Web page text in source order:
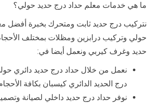
ما هي خدمات معلم حداد درج حديد حولي؟
نتركيب درج حديد ثابت ومتحرك بخبرة أفضل
حولي وتركيب درابزين ومظلات بمختلف
حديد وغرف كيربي ونعمل أيضا في:
نعمل من خلال حداد درج حديد دائري
درج الحديد الدائري كيسبان بكافة
نوفر حداد درج حديد داخلي لصيانة